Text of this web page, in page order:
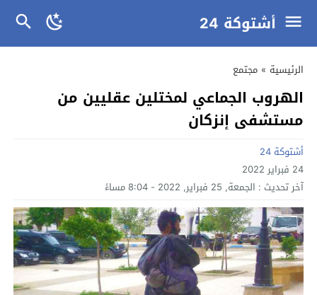
أشتوكة 24
الرئيسية » مجتمع
الهروب الجماعي لمختلين عقليين من
مستشفى إنزكان
أشتوكة 24
24 فبراير 2022
آخر تحديث : الجمعة, 25 فبراير, 2022 - 8:04 مساءً